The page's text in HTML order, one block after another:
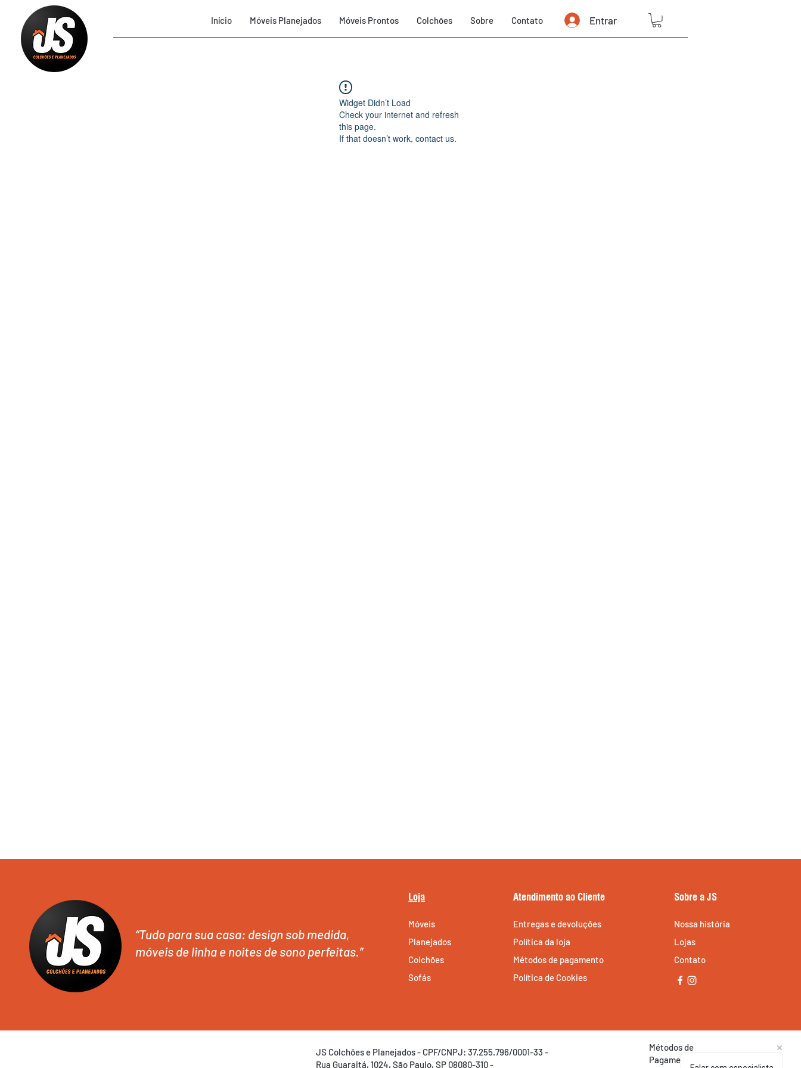
Início Móveis Planejados Móveis Prontos Colchões Sobre Contato Entrar
Widget Didn’t Load
Check your internet and refresh
this page.
If that doesn’t work, contact us.
“Tudo para sua casa: design sob medida,
móveis de linha e noites de sono perfeitas.”
Loja
Móveis
Planejados
Colchões
Sofás
Atendimento ao Cliente
Entregas e devoluções
Política da loja
Métodos de pagamento
Política de Cookies
Sobre a JS
Nossa história
Lojas
Contato
JS Colchões e Planejados - CPF/CNPJ: 37.255.796/0001-33 -
Rua Guaraitá, 1024, São Paulo, SP 08080-310 -
Métodos de
Pagamentos Aceitos